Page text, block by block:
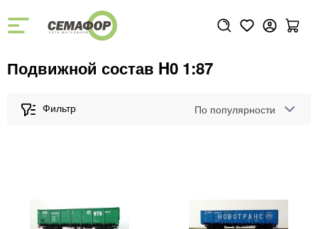
Подвижной состав H0 1:87
По популярности